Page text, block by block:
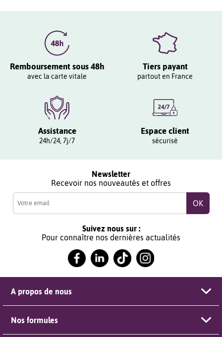
Remboursement sous 48h
avec la carte vitale
Tiers payant
partout en France
Assistance
24h/24, 7j/7
Espace client
sécurisé
Newsletter
Recevoir nos nouveautés et offres
Suivez nous sur :
Pour connaître nos dernières actualités
A propos de nous
Nos formules